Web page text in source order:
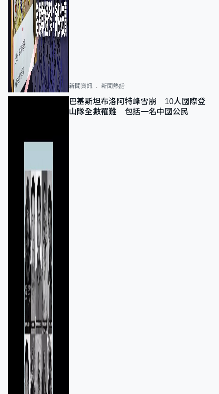
新聞資訊 新聞熱話
巴基斯坦布洛阿特峰雪崩 10人國際登
山隊全數罹難 包括一名中國公民